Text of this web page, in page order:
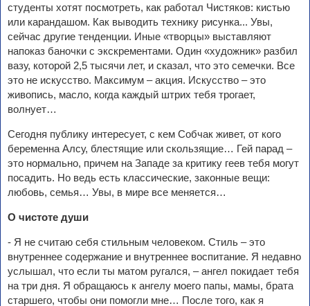
студенты хотят посмотреть, как работал Чистяков: кистью
или карандашом. Как выводить технику рисунка... Увы,
сейчас другие тенденции. Иные «творцы» выставляют
напоказ баночки с экскрементами. Один «художник» разбил
вазу, которой 2,5 тысячи лет, и сказал, что это семечки. Все
это не искусство. Максимум – акция. Искусство – это
живопись, масло, когда каждый штрих тебя трогает,
волнует…
Сегодня публику интересует, с кем Собчак живет, от кого
беременна Алсу, блестящие или скользящие… Гей парад –
это нормально, причем на Западе за критику геев тебя могут
посадить. Но ведь есть классические, законные вещи:
любовь, семья… Увы, в мире все меняется…
О чистоте души
- Я не считаю себя стильным человеком. Стиль – это
внутреннее содержание и внутреннее воспитание. Я недавно
услышал, что если ты матом ругался, – ангел покидает тебя
на три дня. Я обращаюсь к ангелу моего папы, мамы, брата
старшего, чтобы они помогли мне… После того, как я